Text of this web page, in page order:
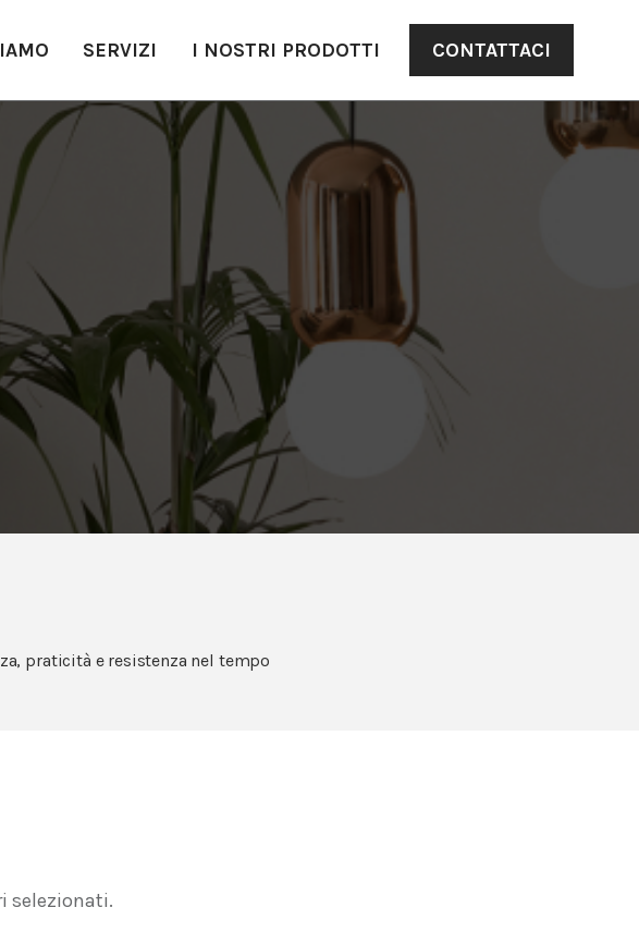
SERVIZI I NOSTRI PRODOTTI CONTATTACI
praticità e resistenza nel tempo
selezionati.